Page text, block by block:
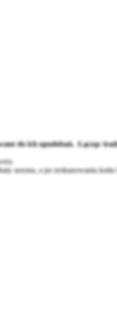
do ich upodobań. Łącząc
sezonu, a po zeskanowaniu